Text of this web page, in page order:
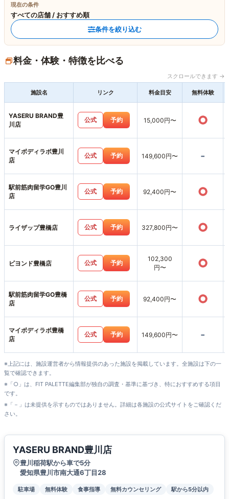
現在の条件
すべての店舗 / おすすめ順
条件を絞り込む
料金・体験・特徴を比べる
スクロールできます →
施設名 リンク 料金目安 無料体験
YASERU BRAND豊
川店
公式 予約 15,000円〜 ○
マイボディラボ豊川
店
公式 予約 149,600円〜 -
駅前筋肉留学GO豊川
店
公式 予約 92,400円〜 ○
ライザップ豊橋店 公式 予約 327,800円〜 ○
ビヨンド豊橋店 公式 予約
102,300
円〜
○
駅前筋肉留学GO豊橋
店
公式 予約 92,400円〜 ○
マイボディラボ豊橋
店
公式 予約 149,600円〜 -
※上記には、施設運営者から情報提供のあった施設を掲載しています。全施設は下の一
覧で確認できます。
※「○」は、FIT PALETTE編集部が独自の調査・基準に基づき、特におすすめする項目
です。
※「－」は未提供を示すものではありません。詳細は各施設の公式サイトをご確認くだ
さい。
YASERU BRAND豊川店
豊川稲荷駅から車で5分
愛知県豊川市南大通6丁目28
駐車場 無料体験 食事指導 無料カウンセリング 駅から5分以内